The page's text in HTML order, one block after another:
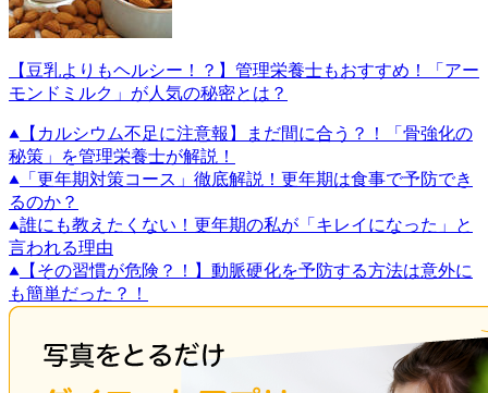
【豆乳よりもヘルシー！？】管理栄養士もおすすめ！「アー
モンドミルク」が人気の秘密とは？
【カルシウム不足に注意報】まだ間に合う？！「骨強化の
秘策」を管理栄養士が解説！
「更年期対策コース」徹底解説！更年期は食事で予防でき
るのか？
誰にも教えたくない！更年期の私が「キレイになった」と
言われる理由
【その習慣が危険？！】動脈硬化を予防する方法は意外に
も簡単だった？！